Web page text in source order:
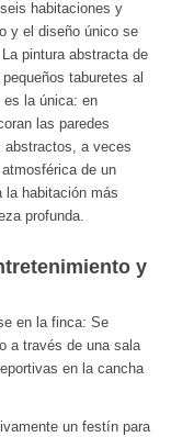
habitaciones y
y el diseño único se
pintura abstracta de
taburetes al
la única: en
las paredes
abstractos, a veces
de un
la habitación más
profunda.
y
en la finca: Se
a través de una sala
en la cancha
un festín para